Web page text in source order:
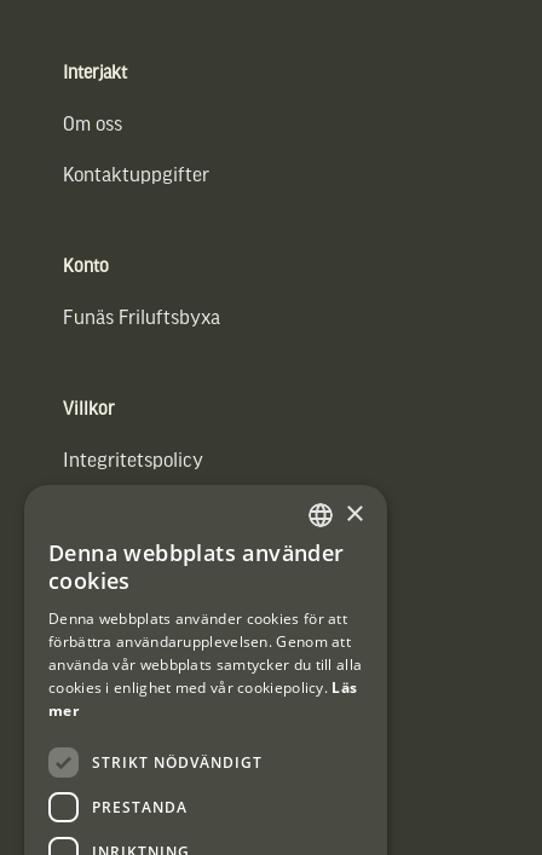
Interjakt
Om oss
Kontaktuppgifter
Konto
Funäs Friluftsbyxa
Villkor
Integritetspolicy
#Interjaktfamily
Kundklubb
Information om kundklubben.
SWEDISH
×
Denna webbplats använder
cookies
Denna webbplats använder cookies för att
förbättra användarupplevelsen. Genom att
använda vår webbplats samtycker du till alla
cookies i enlighet med vår cookiepolicy. Läs
mer
STRIKT NÖDVÄNDIGT
PRESTANDA